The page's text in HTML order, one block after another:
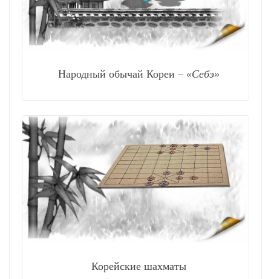
Народный обычай Кореи – «Себэ»
Корейские шахматы